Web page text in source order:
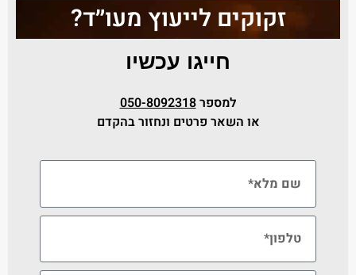
זקוקים לייעוץ מעו״ד?
חייגו עכשיו
למספר050-8092318
או השאר פרטים ונחזור בהקדם